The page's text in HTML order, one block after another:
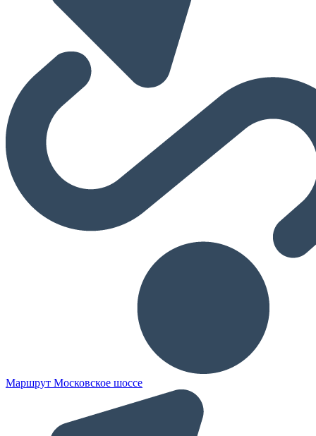
Маршрут Московское шоссе